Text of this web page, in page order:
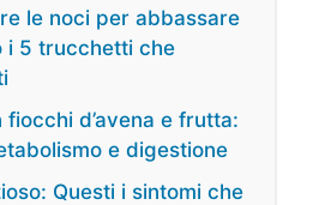
le noci per abbassare
i 5 trucchetti che
fiocchi d’avena e frutta:
e digestione
Questi i sintomi che